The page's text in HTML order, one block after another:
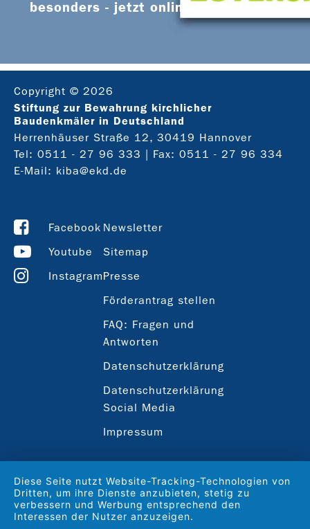
besonders - jetzt online bestellen
Copyright © 2026
Stiftung zur Bewahrung kirchlicher
Baudenkmäler in Deutschland
Herrenhäuser Straße 12, 30419 Hannover
Tel: 0511 - 27 96 333 | Fax: 0511 - 27 96 334
E-Mail: kiba@ekd.de
Facebook
Youtube
Instagram
Newsletter
Sitemap
Presse
Förderantrag stellen
FAQ: Fragen und
Antworten
Datenschutzerklärung
Datenschutzerklärung
Social Media
Impressum
Diese Seite nutzt Website-Tracking-Technologien von
Dritten, um ihre Dienste anzubieten, stetig zu
verbessern und Werbung entsprechend den
Interessen der Nutzer anzuzeigen.